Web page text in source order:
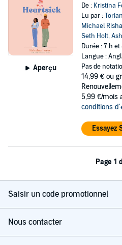
Aperçu
De : Kristina
Lu par :
Michael
Seth Holt,
Durée : 7 h
Langue :
Pas de
14,99 € ou
5,99 €/mois
conditions
Essayez
Page 1
Saisir un code promotionnel
Nous contacter